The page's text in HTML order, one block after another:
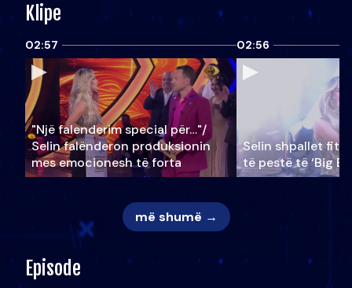
Klipe
02:57
"Një falenderim special për…"/
Selin falënderon produksionin
mes emocionesh të forta
02:56
Selin shpallet
të pestë të ‘Big
më shumë →
Episode